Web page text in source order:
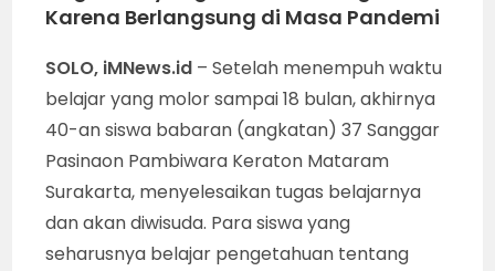
Karena Berlangsung di Masa Pandemi
SOLO, iMNews.id – Setelah menempuh waktu
belajar yang molor sampai 18 bulan, akhirnya
40-an siswa babaran (angkatan) 37 Sanggar
Pasinaon Pambiwara Keraton Mataram
Surakarta, menyelesaikan tugas belajarnya
dan akan diwisuda. Para siswa yang
seharusnya belajar pengetahuan tentang